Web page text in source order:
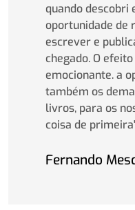
quando descobri
oportunidade de
escrever e
chegado. O
emocionante. a
também os
livros, para os
coisa de
Fernando